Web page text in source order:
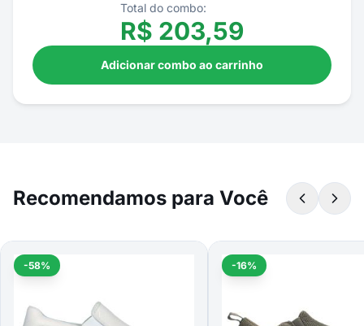
Total do combo:
R$ 203,59
Adicionar combo ao carrinho
Recomendamos para Você
-58% -16%